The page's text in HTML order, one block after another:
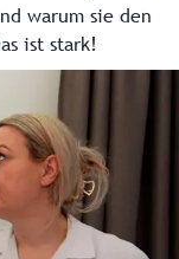
warum sie den
ist stark!